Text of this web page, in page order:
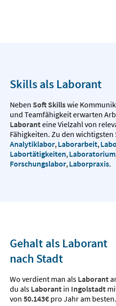
Skills als Laborant
Neben Soft Skillswie
und Teamfähigkeit erwarten
Laboranteine Vielzahl von
Fähigkeiten. Zu den
Analytiklabor, Laborarbeit,
Labortätigkeiten,
Forschungslabor, Laborpraxis.
Gehalt als Laborant
nach Stadt
Wo verdient man als Laborant
du als Laborant in Ingolstadt
von 50.143€ pro Jahr am besten.